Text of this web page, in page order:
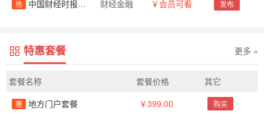
热 中国财经时报网-新闻源 财经金融 ￥会员可看 发布
特惠套餐 更多 »
套餐名称 套餐价格 其它
惠 地方门户套餐 ￥399.00 购买